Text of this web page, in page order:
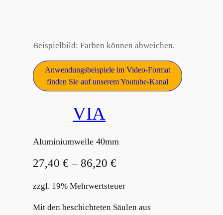
Beispielbild: Farben können abweichen.
Anwendungsbeispiele im Video-Format
finden Sie auf unserem Youtube-Kanal
VIA
Aluminiumwelle 40mm
27,40€– 86,20€
zzgl. 19% Mehrwertsteuer
Mit den beschichteten Säulen aus